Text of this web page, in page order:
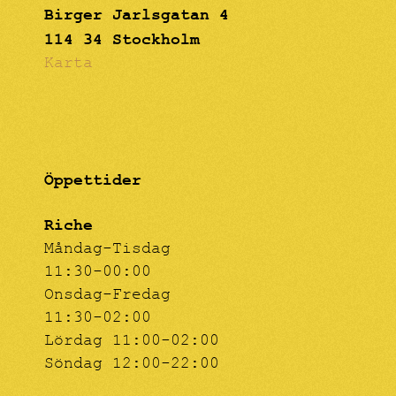
Öppettider
Riche
Måndag-Tisdag
11:30-00:00
Onsdag-Fredag
11:30-02:00
Lördag 11:00-02:00
Söndag 12:00-22:00
Birger Jarlsgatan 4
114 34 Stockholm
Karta